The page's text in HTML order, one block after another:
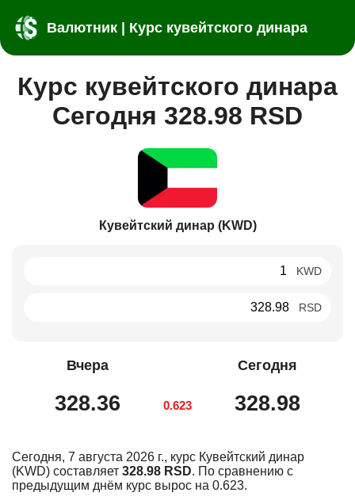
Валютник | Курс кувейтского динара
Курс кувейтского динара
Сегодня 328.98 RSD
Кувейтский динар (KWD)
KWD
RSD
Вчера
328.36 0.623
Сегодня
328.98
Сегодня, 7 августа 2026 г., курс Кувейтский динар
(KWD) составляет 328.98 RSD. По сравнению с
предыдущим днём курс вырос на 0.623.